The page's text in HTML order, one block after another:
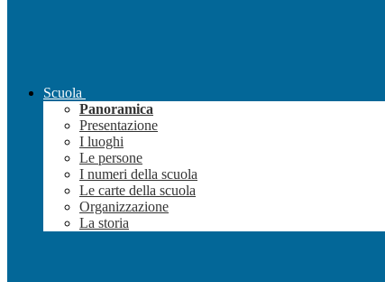
Scuola
Panoramica
Presentazione
I luoghi
Le persone
I numeri della scuola
Le carte della scuola
Organizzazione
La storia